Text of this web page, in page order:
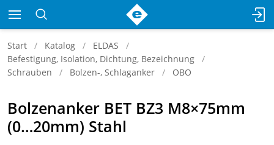
Start Katalog
ELDAS
Befestigung, Isolation, Dichtung, Bezeichnung
Schrauben
Bolzen-, Schlaganker OBO
Bolzenanker BET BZ3 M8×75mm
(0…20mm) Stahl